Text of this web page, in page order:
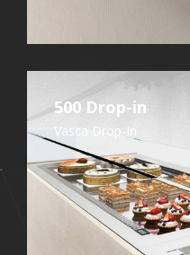
500 Drop-in
Vasca Drop-In